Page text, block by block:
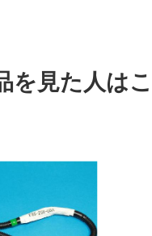
を見た人は